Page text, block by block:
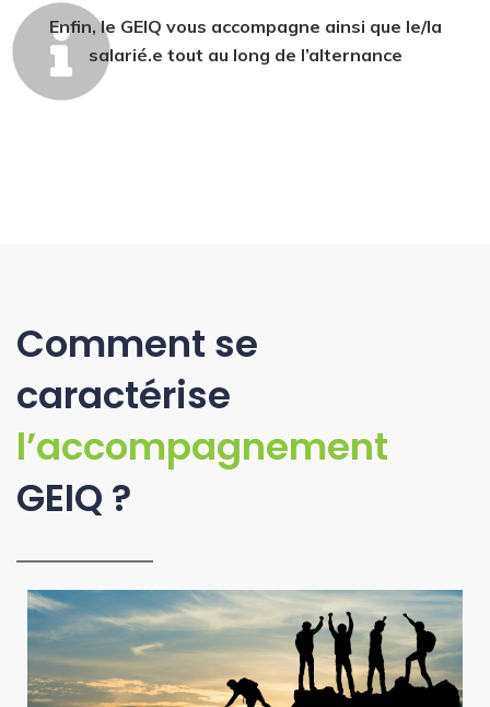
Enfin, le GEIQ vous accompagne ainsi que le/la
salarié.e tout au long de l’alternance
Comment se
caractérise
l’accompagnement
GEIQ ?